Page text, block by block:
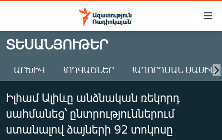
Մատչելիության
Անցնել
հիմնական
Անցնել
հիմնական
մենյուին
Որոնում
ԱԶԱՏՈՒԹՅՈՒՆ TV
ՀԱՅԱՍՏԱՆ
ԸՆՏՐՈՒԹՅՈՒՆՆԵՐ 2026
ԻՐԱՎՈՒՆՔ
ՏԵՍԱՆՅՈՒԹԵՐ
ԱՐԽԻՎ ՀՈԴՎԱԾՆԵՐ ՀԱՂՈՐԴՄԱՆ ՄԱՍԻՆ
Իլհամ Ալիևը անձնական ռեկորդ
սահմանեց՝ ընտրություններում
ստանալով ձայների 92 տոկոսը